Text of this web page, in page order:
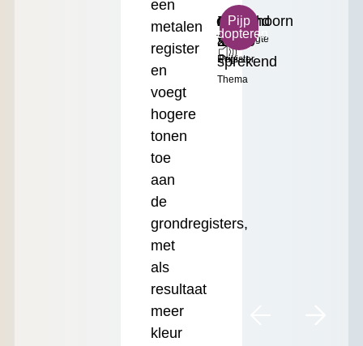
een
metalen
register
en
voegt
hogere
tonen
toe
aan
de
grondregisters,
met
als
resultaat
meer
kleur
c³
Toonhoogte
Zingend
&
sprekend
Thema
Gemshoorn
2'
Register
Klein
Formaat
€
17.50
Prijs
Pijp
adopteren